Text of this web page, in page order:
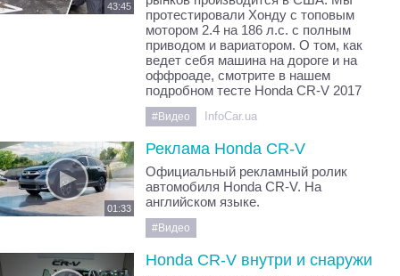
43:45
протестировали Хонду с топовым
мотором 2.4 на 186 л.с. с полным
приводом и вариатором. О том, как
ведет себя машина на дороге и на
оффроаде, смотрите в нашем
подробном тесте Honda CR-V 2017
#Видео InfoCar.ua
01:33
Реклама Honda CR-V
Официальный рекламный ролик
автомобиля Honda CR-V. На
английском языке.
#Видео
Honda CR-V внутри и снаружи